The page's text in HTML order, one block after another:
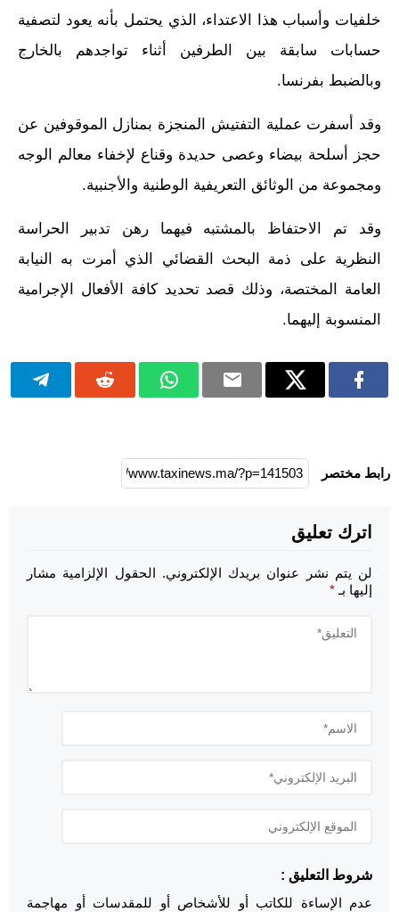
خلفيات وأسباب هذا الاعتداء، الذي يحتمل بأنه يعود لتصفية
حسابات سابقة بين الطرفين أثناء تواجدهم بالخارج
وبالضبط بفرنسا.
وقد أسفرت عملية التفتيش المنجزة بمنازل الموقوفين عن
حجز أسلحة بيضاء وعصى حديدة وقناع لإخفاء معالم الوجه
ومجموعة من الوثائق التعريفية الوطنية والأجنبية.
وقد تم الاحتفاظ بالمشتبه فيهما رهن تدبير الحراسة
النظرية على ذمة البحث القضائي الذي أمرت به النيابة
العامة المختصة، وذلك قصد تحديد كافة الأفعال الإجرامية
المنسوبة إليهما.
رابط مختصر
اترك تعليق
لن يتم نشر عنوان بريدك الإلكتروني. الحقول الإلزامية مشار
إليها بـ *
شروط التعليق :
عدم الإساءة للكاتب أو للأشخاص أو للمقدسات أو مهاجمة